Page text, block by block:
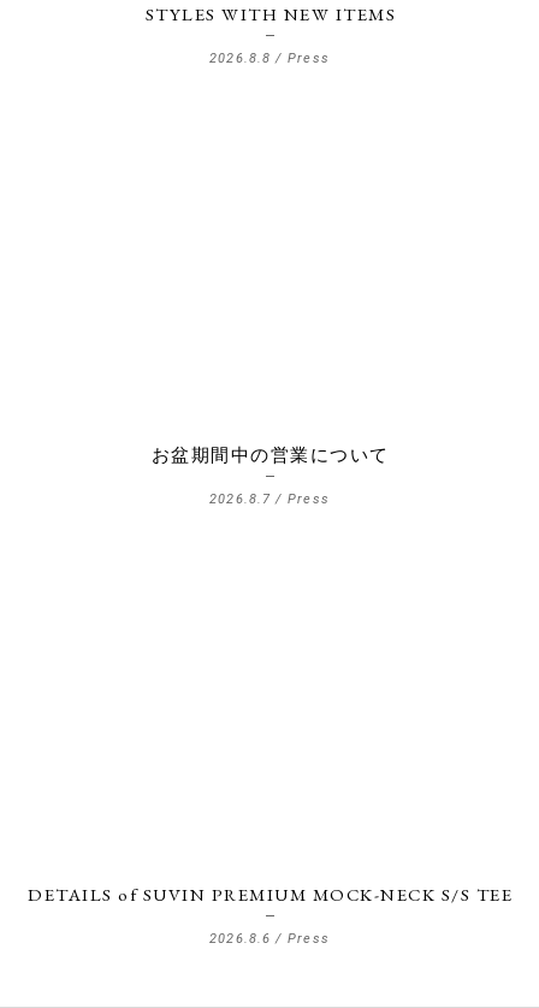
STYLES WITH NEW ITEMS
2026.8.8 / Press
お盆期間中の営業について
2026.8.7 / Press
DETAILS of SUVIN PREMIUM MOCK-NECK S/S TEE
2026.8.6 / Press